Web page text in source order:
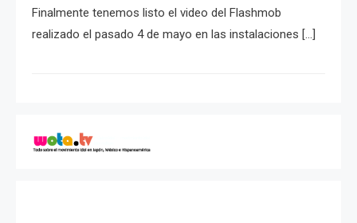
Finalmente tenemos listo el video del Flashmob
realizado el pasado 4 de mayo en las instalaciones […]